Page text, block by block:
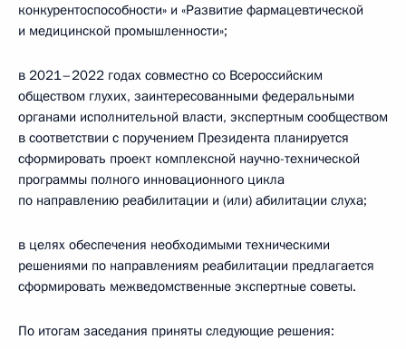
конкурентоспособности» и «Развитие фармацевтической
и медицинской промышленности»;
в 2021–2022 годах совместно со Всероссийским
обществом глухих, заинтересованными федеральными
органами исполнительной власти, экспертным сообществом
в соответствии с поручением Президента планируется
сформировать проект комплексной научно-технической
программы полного инновационного цикла
по направлению реабилитации и (или) абилитации слуха;
в целях обеспечения необходимыми техническими
решениями по направлениям реабилитации предлагается
сформировать межведомственные экспертные советы.
По итогам заседания приняты следующие решения: